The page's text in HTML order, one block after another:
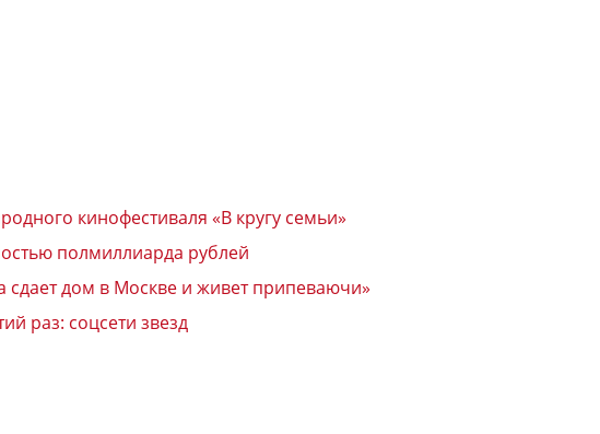
кинофестиваля «В кругу семьи»
полмиллиарда рублей
дом в Москве и живет припеваючи»
раз: соцсети звезд